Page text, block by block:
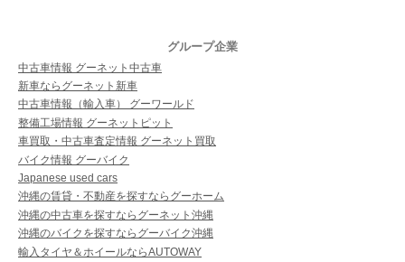
グループ企業
中古車情報 グーネット中古車
新車ならグーネット新車
中古車情報（輸入車） グーワールド
整備工場情報 グーネットピット
車買取・中古車査定情報 グーネット買取
バイク情報 グーバイク
Japanese used cars
沖縄の賃貸・不動産を探すならグーホーム
沖縄の中古車を探すならグーネット沖縄
沖縄のバイクを探すならグーバイク沖縄
輸入タイヤ＆ホイールならAUTOWAY